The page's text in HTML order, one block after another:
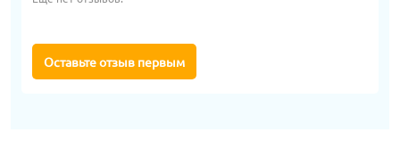
Оставьте отзыв первым